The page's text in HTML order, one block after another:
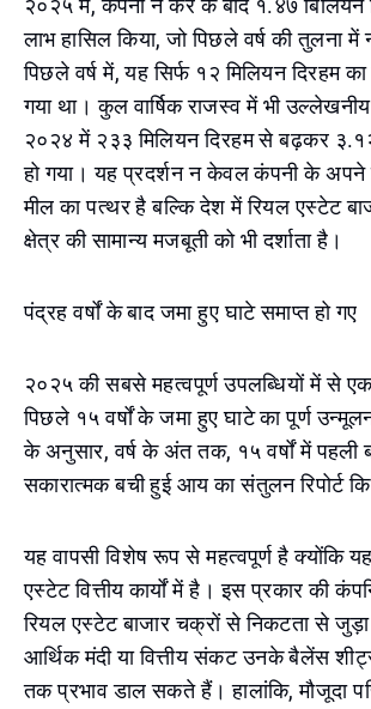
२०२५ में, कंपनी ने कर के बाद १.४७ बिलियन
लाभ हासिल किया, जो पिछले वर्ष की तुलना में
पिछले वर्ष में, यह सिर्फ १२ मिलियन दिरहम का
गया था। कुल वार्षिक राजस्व में भी उल्लेखनीय
२०२४ में २३३ मिलियन दिरहम से बढ़कर
हो गया। यह प्रदर्शन न केवल कंपनी के अपने
मील का पत्थर है बल्कि देश में रियल एस्टेट
क्षेत्र की सामान्य मजबूती को भी दर्शाता है।
पंद्रह वर्षों के बाद जमा हुए घाटे समाप्त हो गए
२०२५ की सबसे महत्वपूर्ण उपलब्धियों में से
पिछले १५ वर्षों के जमा हुए घाटे का पूर्ण
के अनुसार, वर्ष के अंत तक, १५ वर्षों में पहली
सकारात्मक बची हुई आय का संतुलन रिपोर्ट
यह वापसी विशेष रूप से महत्वपूर्ण है क्योंकि
एस्टेट वित्तीय कार्यों में है। इस प्रकार की
रियल एस्टेट बाजार चक्रों से निकटता से जुड़ा
आर्थिक मंदी या वित्तीय संकट उनके बैलेंस
तक प्रभाव डाल सकते हैं। हालांकि, मौजूदा